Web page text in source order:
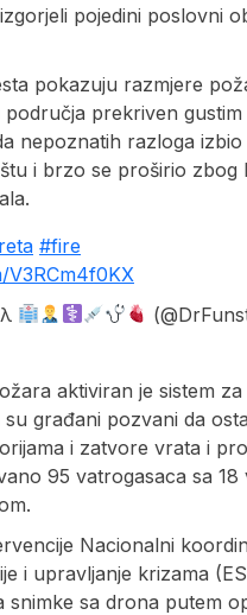
pojedini poslovni
pokazuju razmjere
prekriven gustim
nepoznatih razloga
i brzo se proširio zbog
#fire
V3RCm4f0KX
aktiviran je sistem
građani pozvani da
i zatvore vrata i
95 vatrogasaca sa 18
Nacionalni
i upravljanje krizama
snimke sa drona putem